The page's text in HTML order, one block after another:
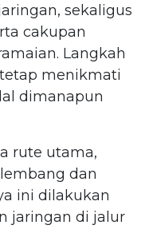
sekaligus
cakupan
Langkah
menikmati
dimanapun
rute utama,
dan
ini dilakukan
jaringan di jalur